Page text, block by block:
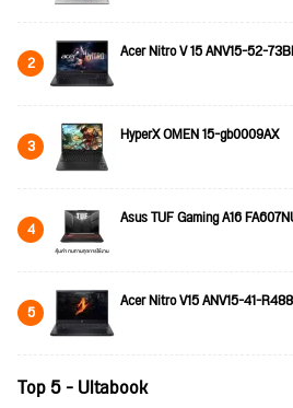
2 Acer Nitro V 15 ANV15-52-
3 HyperX OMEN 15-gb0009AX
4 Asus TUF Gaming A16
5 Acer Nitro V15 ANV15-41-R488
Top 5 - Ultabook